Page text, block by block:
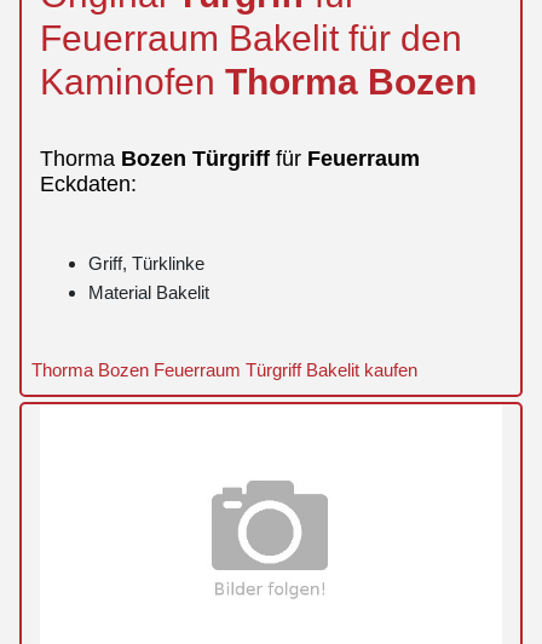
Feuerraum Bakelit für den
Kaminofen Thorma Bozen
Thorma Bozen Türgriff für Feuerraum
Eckdaten:
Griff, Türklinke
Material Bakelit
Thorma Bozen Feuerraum Türgriff Bakelit kaufen